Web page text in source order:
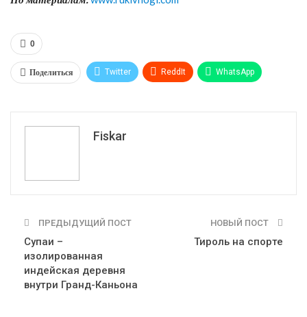
0
Поделиться Twitter ReddIt WhatsApp
Fiskar
ПРЕДЫДУЩИЙ ПОСТ
Супаи –
изолированная
индейская деревня
внутри Гранд-Каньона
НОВЫЙ ПОСТ
Тироль на спорте